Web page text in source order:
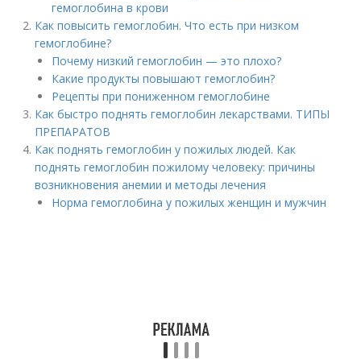
гемоглобина в крови
Как повысить гемоглобин. Что есть при низком
гемоглобине?
Почему низкий гемоглобин — это плохо?
Какие продукты повышают гемоглобин?
Рецепты при пониженном гемоглобине
Как быстро поднять гемоглобин лекарствами. ТИПЫ
ПРЕПАРАТОВ
Как поднять гемоглобин у пожилых людей. Как
поднять гемоглобин пожилому человеку: причины
возникновения анемии и методы лечения
Норма гемоглобина у пожилых женщин и мужчин